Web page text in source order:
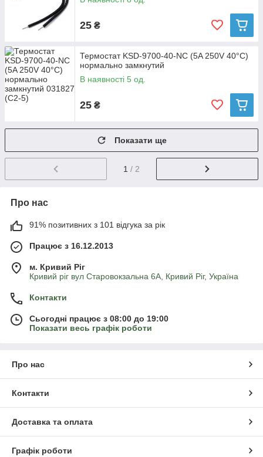
25 ₴
Термостат KSD-9700-40-NС (5A 250V 40°C)
нормально замкнутий
В наявності 5 од.
25 ₴
Показати ще
1 / 2
Про нас
91% позитивних з 101 відгука за рік
Працює з 16.12.2013
м. Кривий Ріг
Кривий ріг вул Старовокзальна 6А, Кривий Ріг, Україна
Контакти
Сьогодні працює з 08:00 до 19:00
Показати весь графік роботи
Про нас
Контакти
Доставка та оплата
Графік роботи